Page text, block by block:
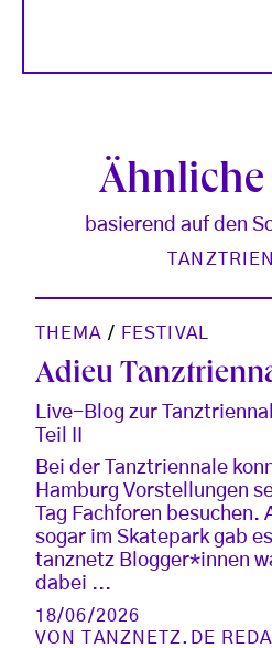
basierend auf den
THEMA / FESTIVAL
Adieu
Live-Blog zur
Teil II
Bei der Tanztriennale
Hamburg Vorstellungen
Tag Fachforen besuchen.
sogar im Skatepark gab
tanznetz Blogger*innen
dabei ...
18/06/2026
VON
TANZNETZ.DE